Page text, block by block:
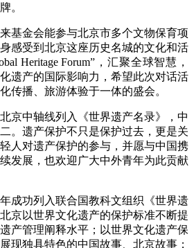
。
基金会能参与北京市多个文物保育项
感受到北京这座历史名城的文化和活
Heritage Forum”，汇聚全球智慧，
遗产的国际影响力，希望此次对话活
传播、旅游体验于一体的盛会。
京中轴线列入《世界遗产名录》，中
。遗产保护不只是保护过去，更是关
人对遗产保护的参与，并愿与中国携
发展，也欢迎广大中外青年为此贡献
成功列入联合国教科文组织《世界遗
京以世界文化遗产的保护标准不断提
产管理阐释水平；以世界文化遗产保
现独具特色的中国故事、北京故事；